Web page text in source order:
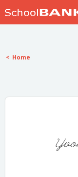
Home